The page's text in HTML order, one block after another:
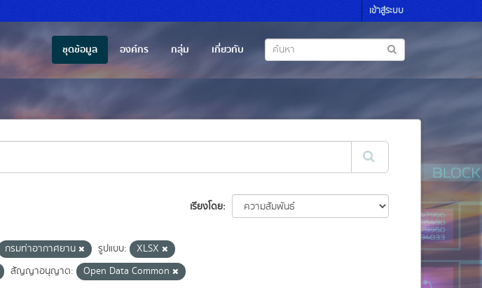
เข้าสู่ระบบ
ชุดข้อมูล องค์กร กลุ่ม เกี่ยวกับ
เรียงโดย
กรมท่าอากาศยาน รูปแบบ:
XLSX
สัญญาอนุญาต: Open Data Common